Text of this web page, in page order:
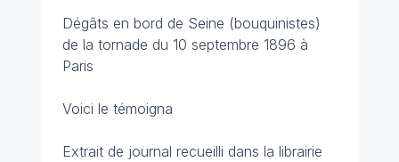
Dégâts en bord de Seine (bouquinistes)
de la tornade du 10 septembre 1896 à
Paris
Voici le témoigna
Extrait de journal recueilli dans la librairie